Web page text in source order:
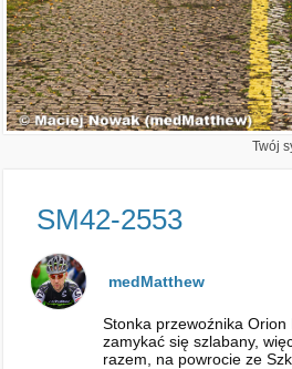
Twój
SM42-2553
medMatthew
Stonka przewoźnika Orion
zamykać się szlabany,
razem, na powrocie ze